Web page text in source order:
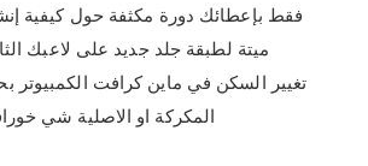
فقط بإعطائك دورة مكثفة حول كيفية
ميتة لطبقة جلد جديد على لاعبك
تغيير السكن في ماين كرافت الكمبيوتر
المكركة او الاصلية شي